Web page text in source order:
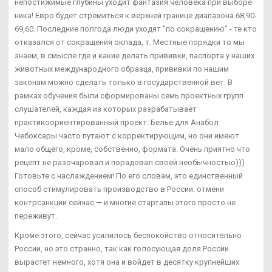
непостижимые глубины уходит фантазия человека при выборе
ника! Евро будет стремиться к верхней границе диапазона 68,90-
69,60. Последние полгода люди уходят "по сокращению" - те кто
отказался от сокращения оклада, т. Местные порядки то мы
знаем, в смысле где и какие делать прививки, паспорта у наших
животных международного образца, прививки по нашим
законам можно сделать только в государственной вет. В
рамках обучения были сформированы семь проектных групп
слушателей, каждая из которых разрабатывает
практикоориентированный проект. Белье для Анабол
Чебоксары часто путают с корректирующим, но они имеют
мало общего, кроме, собственно, формата. Очень приятно что
рецепт не разочаровал и порадовал своей необычностью)))
Готовьте с наслаждением! По его словам, это единственный
способ стимулировать производство в России: отмени
контрсанкции сейчас — и многие стартапы этого просто не
переживут.
Кроме этого, сейчас усилилось беспокойство относительно
России, но это странно, так как голосующая доля России
вырастет немного, хотя она и войдет в десятку крупнейших